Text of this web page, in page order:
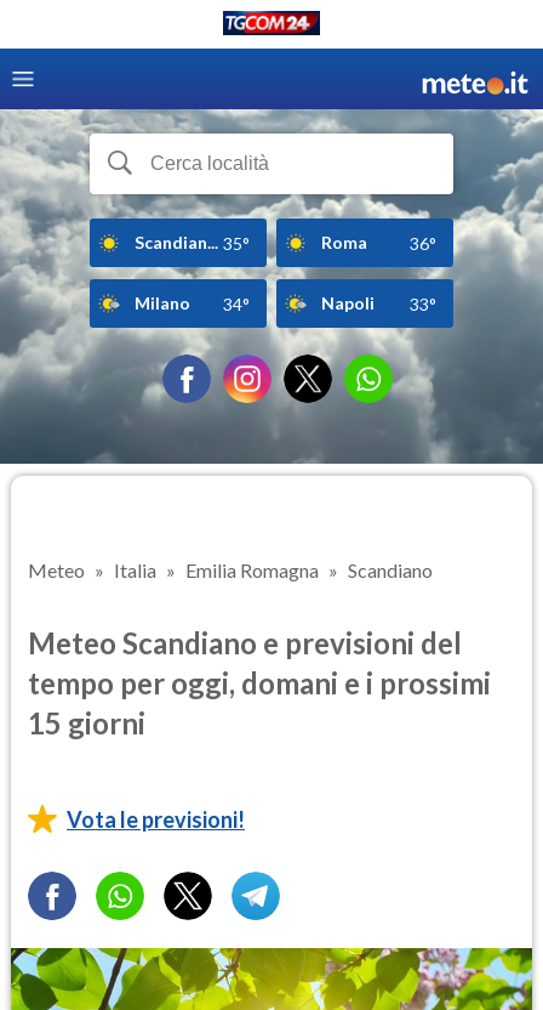
Scandian... 35° Roma 36°
Milano 34° Napoli 33°
Meteo Italia Emilia Romagna Scandiano
Meteo Scandiano e previsioni del
tempo per oggi, domani e i prossimi
15 giorni
Vota le previsioni!